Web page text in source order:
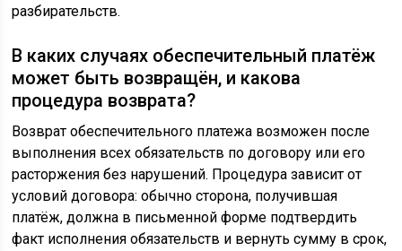
разбирательств.
В каких случаях обеспечительный платёж
может быть возвращён, и какова
процедура возврата?
Возврат обеспечительного платежа возможен после
выполнения всех обязательств по договору или его
расторжения без нарушений. Процедура зависит от
условий договора: обычно сторона, получившая
платёж, должна в письменной форме подтвердить
факт исполнения обязательств и вернуть сумму в срок,